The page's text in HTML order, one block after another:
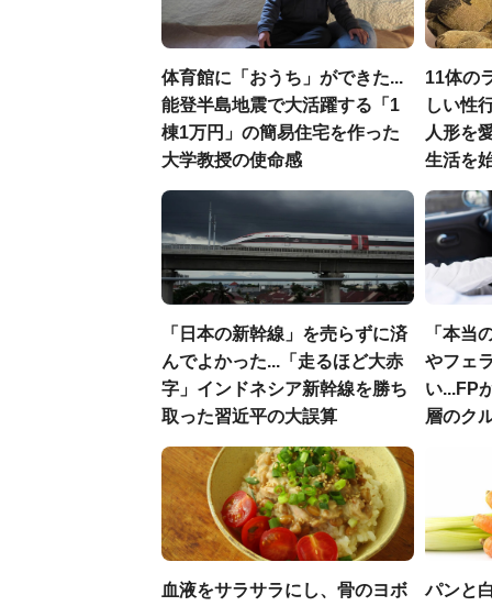
体育館に「おうち」ができた...
能登半島地震で大活躍する「1
棟1万円」の簡易住宅を作った
大学教授の使命感
11体の
しい性
人形を
生活を
「日本の新幹線」を売らずに済
んでよかった...「走るほど大赤
字」インドネシア新幹線を勝ち
取った習近平の大誤算
「本当
やフェ
い...FP
層のク
血液をサラサラにし、骨のヨボ パンと